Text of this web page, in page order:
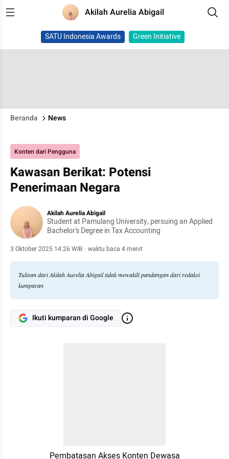
Akilah Aurelia Abigail
SATU Indonesia Awards Green Initiative
Beranda News
Konten dari Pengguna
Kawasan Berikat: Potensi
Penerimaan Negara
Akilah Aurelia Abigail
Student at Pamulang University, persuing an Applied
Bachelor's Degree in Tax Accounting
3 Oktober 2025 14:26 WIB · waktu baca 4 menit
Tulisan dari Akilah Aurelia Abigail tidak mewakili pandangan dari redaksi
kumparan
Ikuti kumparan di Google
Pembatasan Akses Konten Dewasa